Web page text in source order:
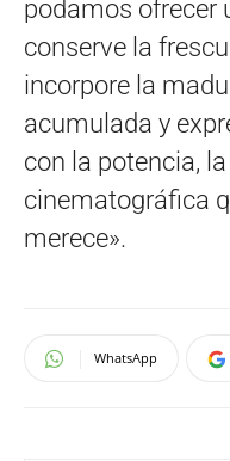
podamos ofrecer
conserve la
incorpore la
acumulada y
con la potencia,
cinematográfica
merece».
WhatsApp